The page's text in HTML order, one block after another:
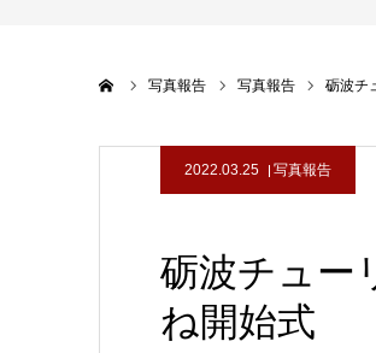
写真報告 写真報告 砺波チ
2022.03.25 写真報告
砺波チュー
ね開始式